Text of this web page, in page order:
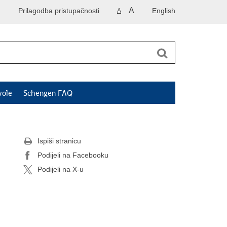
English
A A
Prilagodba pristupačnosti
Schengen FAQ
Ispiši stranicu
Podijeli na Facebooku
Podijeli na X-u